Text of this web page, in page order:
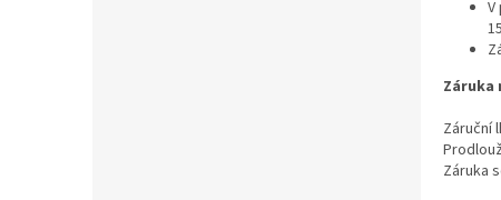
Záruka
Záruční
Záruka